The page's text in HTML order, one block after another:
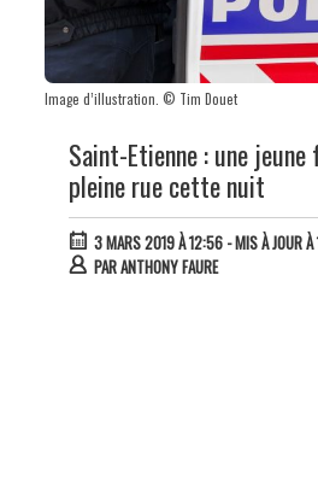
Image d’illustration. © Tim Douet
Saint-Etienne : une jeune
pleine rue cette nuit
3 MARS 2019 À 12:56- MIS À JOUR
PARANTHONY FAURE